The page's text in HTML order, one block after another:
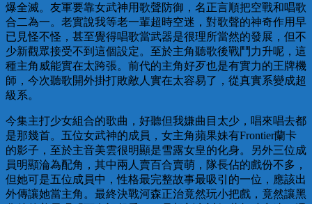
爆全滅。友軍要靠女武神用歌聲防御，名正言順把空戰和唱歌
合二為一。老實說我等老一輩超時空迷，對歌聲的神奇作用早
已見怪不怪，甚至覺得唱歌當武器是很理所當然的發展，但不
少新觀眾接受不到這個設定。至於主角聽歌後戰鬥力升呢，這
種主角威能實在太跨張。前代的主角好歹也是有實力的王牌機
師，今次聽歌開外掛打敗敵人實在太容易了，從真實系變成超
級系。
今集主打少女組合的歌曲，好聽但我嫌曲目太少，唱來唱去都
是那幾首。五位女武神的成員，女主角蘋果妹有Frontier蘭卡
的影子，至於主音美雲很明顯是雪露女皇的化身。另外三位成
員明顯淪為配角，其中兩人賣百合賣萌，隊長佔的戲份不多，
但她可是五位成員中，性格最完整故事最吸引的一位，應該出
外傳讓她當主角。最終決戰河森正治竟然玩小把戲，竟然讓黑